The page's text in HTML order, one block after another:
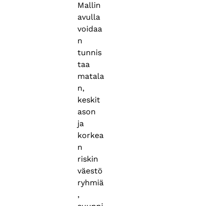
Mallin
avulla
voidaa
n
tunnis
taa
matala
n,
keskit
ason
ja
korkea
n
riskin
väestö
ryhmiä
,